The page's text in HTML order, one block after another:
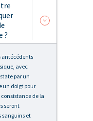
?
antécédents
avec
par un
un doigt pour
de la
seront
sanguins et